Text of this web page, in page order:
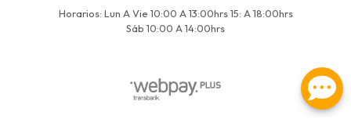
Horarios: Lun A Vie 10:00 A 13:00hrs 15: A 18:00hrs
Sáb 10:00 A 14:00hrs